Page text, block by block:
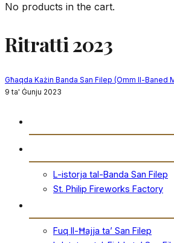
No products in the cart.
Ritratti 2023
Għaqda Każin Banda San Filep (Omm Il-Baned
9 ta' Ġunju 2023
L-istorja tal-Banda San Filep
St. Philip Fireworks Factory
Fuq Il-Ħajja ta’ San Filep